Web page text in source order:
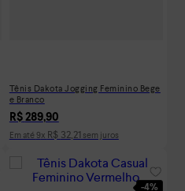
Tênis Dakota Jogging Feminino Bege
e Branco
R$ 289,90
Em até 9x R$ 32,21 sem juros
-4%